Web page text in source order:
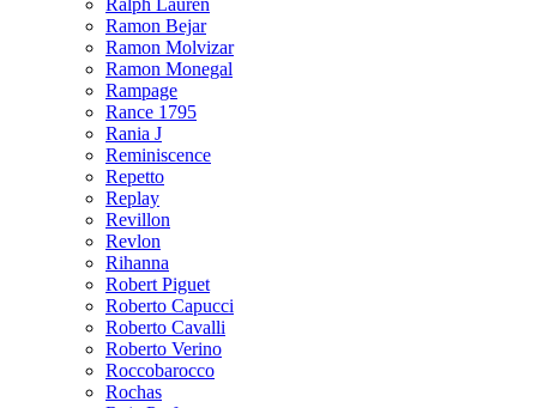
Ralph Lauren
Ramon Bejar
Ramon Molvizar
Ramon Monegal
Rampage
Rance 1795
Rania J
Reminiscence
Repetto
Replay
Revillon
Revlon
Rihanna
Robert Piguet
Roberto Capucci
Roberto Cavalli
Roberto Verino
Roccobarocco
Rochas